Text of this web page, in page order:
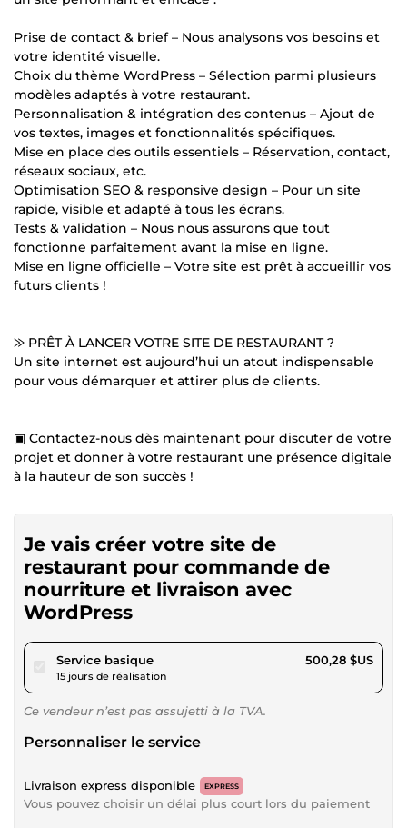
Prise de contact & brief – Nous analysons vos besoins et
votre identité visuelle.
Choix du thème WordPress – Sélection parmi plusieurs
modèles adaptés à votre restaurant.
Personnalisation & intégration des contenus – Ajout de
vos textes, images et fonctionnalités spécifiques.
Mise en place des outils essentiels – Réservation, contact,
réseaux sociaux, etc.
Optimisation SEO & responsive design – Pour un site
rapide, visible et adapté à tous les écrans.
Tests & validation – Nous nous assurons que tout
fonctionne parfaitement avant la mise en ligne.
Mise en ligne officielle – Votre site est prêt à accueillir vos
futurs clients !
⨠ PRÊT À LANCER VOTRE SITE DE RESTAURANT ?
Un site internet est aujourd’hui un atout indispensable
pour vous démarquer et attirer plus de clients.
▣ Contactez-nous dès maintenant pour discuter de votre
projet et donner à votre restaurant une présence digitale
à la hauteur de son succès !
Je vais créer votre site de
restaurant pour commande de
nourriture et livraison avec
WordPress
Service basiquepour 461,09 $US
15 jours de réalisation
500,28 $US
Ce vendeur n’est pas assujetti à la TVA.
Personnaliser le service
Livraison express disponible EXPRESS
Vous pouvez choisir un délai plus court lors du paiement